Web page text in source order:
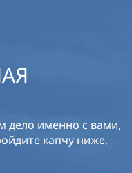
дело именно с вами,
капчу ниже,